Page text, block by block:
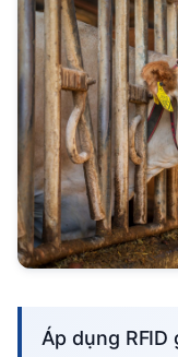
Áp dụng RFID giúp nông trại chăn nuôi cắt